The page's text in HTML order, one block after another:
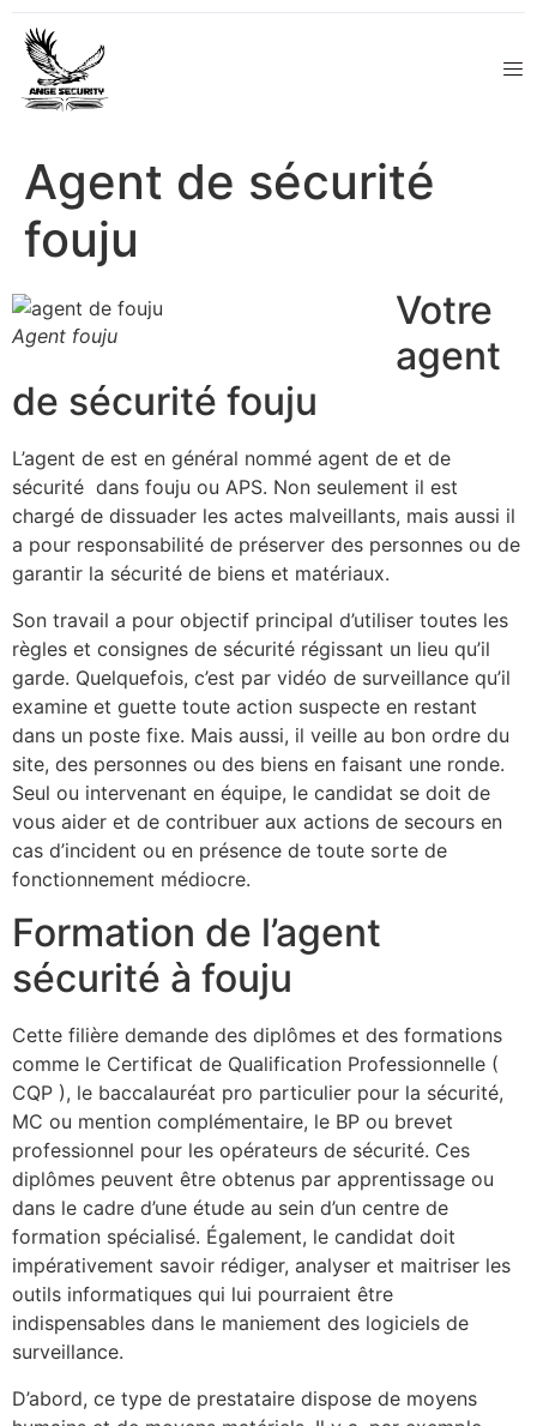
Agent de sécurité
fouju
Agent fouju
Votre
agent
de sécurité fouju
L’agent de est en général nommé agent de et de
sécurité dans fouju ou APS. Non seulement il est
chargé de dissuader les actes malveillants, mais aussi il
a pour responsabilité de préserver des personnes ou de
garantir la sécurité de biens et matériaux.
Son travail a pour objectif principal d’utiliser toutes les
règles et consignes de sécurité régissant un lieu qu’il
garde. Quelquefois, c’est par vidéo de surveillance qu’il
examine et guette toute action suspecte en restant
dans un poste fixe. Mais aussi, il veille au bon ordre du
site, des personnes ou des biens en faisant une ronde.
Seul ou intervenant en équipe, le candidat se doit de
vous aider et de contribuer aux actions de secours en
cas d’incident ou en présence de toute sorte de
fonctionnement médiocre.
Formation de l’agent
sécurité à fouju
Cette filière demande des diplômes et des formations
comme le Certificat de Qualification Professionnelle (
CQP ), le baccalauréat pro particulier pour la sécurité,
MC ou mention complémentaire, le BP ou brevet
professionnel pour les opérateurs de sécurité. Ces
diplômes peuvent être obtenus par apprentissage ou
dans le cadre d’une étude au sein d’un centre de
formation spécialisé. Également, le candidat doit
impérativement savoir rédiger, analyser et maitriser les
outils informatiques qui lui pourraient être
indispensables dans le maniement des logiciels de
surveillance.
D’abord, ce type de prestataire dispose de moyens